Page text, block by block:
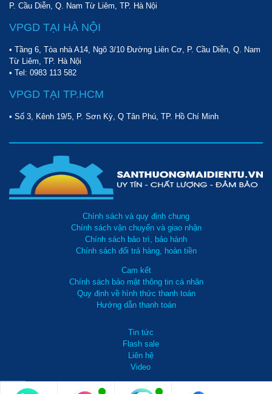
Hiện nay những modelmáy nén khí Pegasus TM-W-0.9/8-330L
đã có mặt ngay tại showroom của
. Để nhận tư vấn, báo giá chi tiết hơn nữa quý vị vui lòng liên
hệ ngay hotline0912 370 282.
P. Cầu Diễn, Q. Nam Từ Liêm, TP. Hà Nội
VPGD TẠI HÀ NỘI
• Tầng 6, Tòa nhà A14, Ngõ 3/10 Đường Liên Cơ, P. Cầu Diễn, Q. Nam
Từ Liêm, TP. Hà Nội
• Tel: 0983 113 582
VPGD TẠI TP.HCM
• Số 3, Kênh 19/5, P. Sơn Kỳ, Q Tân Phú, TP. Hồ Chí Minh
Chính sách và quy định chung
Chính sách vận chuyển và giao nhận
Chính sách bảo trì, bảo hành
Chính sách đổi trả hàng, hoàn tiền
Cam kết
Chính sách bảo mật thông tin cá nhân
Quy định về hình thức thanh toán
Hướng dẫn thanh toán
Tin tức
Flash sale
Liên hệ
Video